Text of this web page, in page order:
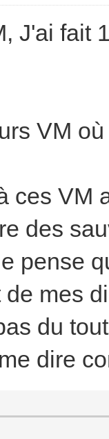
J'ai fait
VM
ces VM
des
pense
mes
du
dire